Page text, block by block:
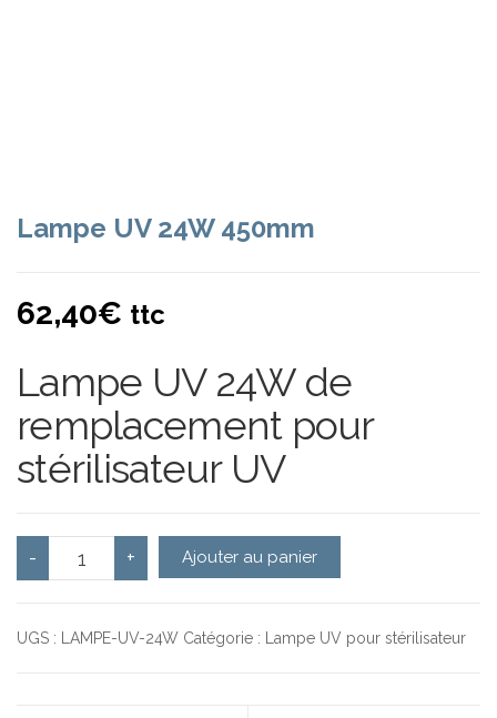
Lampe UV 24W 450mm
62,40€ ttc
Lampe UV 24W de
remplacement pour
stérilisateur UV
- quantité de Lampe UV 24W 450mm
+ Ajouter au panier
UGS : LAMPE-UV-24W Catégorie : Lampe UV pour stérilisateur